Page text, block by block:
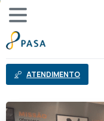
conteúdo
ATENDIMENTO